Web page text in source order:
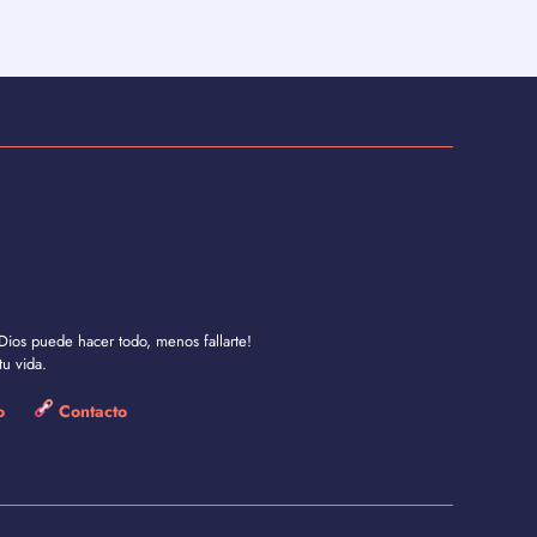
puede hacer todo, menos fallarte!
vida.
Contacto